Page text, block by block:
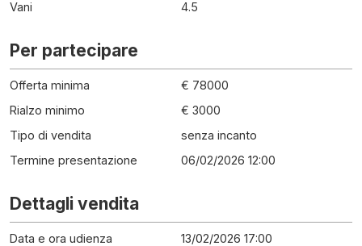
Vani 4.5
Per partecipare
Offerta minima
€ 78000
Rialzo minimo
€ 3000
Tipo di vendita
senza incanto
Termine presentazione
06/02/2026 12:00
Dettagli vendita
Data e ora udienza
13/02/2026 17:00